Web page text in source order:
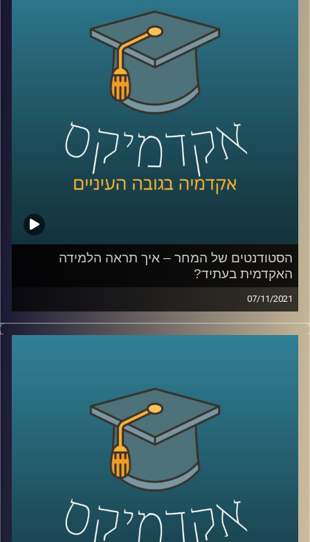
לדבר על הכנס ולהעלות סוגיות אסטרטגיות בהן נדרש לבצע
חשיבה מעמיקה בתחומים השונים: יחסי ישראל ארה"ב, טרור,
לאתר המכון למדיניות ואסטרטגיה –לחצו כאן
קרדיט תמונות:AudioVersity
הסטודנטים של המחר – איך תראה הלמידה
האקדמית בעתיד?
07/11/2021
כיצד אוניברסיטאות בעולם כבר עכשיו משנות את אופן
הלמידה בהן כדי להתאים לעולם החדש? מה המגמות שרואים
עידן אלמוג, ראש היחידה לחדשנות בהוראה, יספר איך הוא
משער שתתקיים הלמידה באקדמיה בעתיד.
לשיחה על היחידה לחדשנות בהוראה:לחצו כאן
לשיחה על למידה בימי קורונה:
לחצו כאן
קרדיט תמונות:
AudioVersity